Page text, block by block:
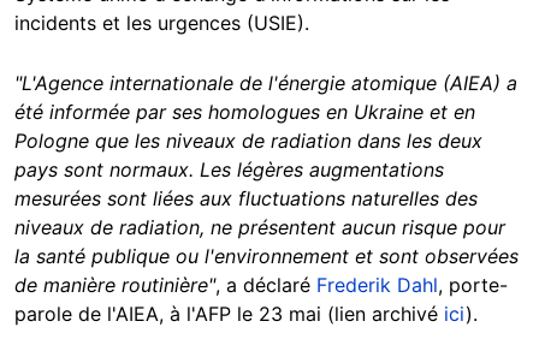
incidents et les urgences (USIE).
"L'Agence internationale de l'énergie atomique (AIEA) a
été informée par ses homologues en Ukraine et en
Pologne que les niveaux de radiation dans les deux
pays sont normaux. Les légères augmentations
mesurées sont liées aux fluctuations naturelles des
niveaux de radiation, ne présentent aucun risque pour
la santé publique ou l'environnement et sont observées
de manière routinière", a déclaré Frederik Dahl, porte-
parole de l'AIEA, à l'AFP le 23 mai (lien archivé ici).